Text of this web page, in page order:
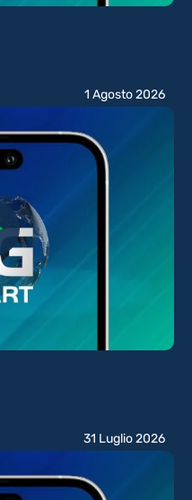
1 Agosto 2026
31 Luglio 2026